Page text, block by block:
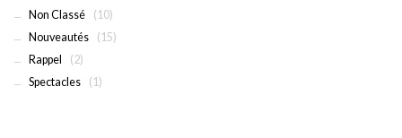
Non Classé
(10)
Nouveautés
(15)
Rappel
(2)
Spectacles
(1)